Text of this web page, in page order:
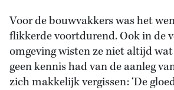
Voor de bouwvakkers was het
flikkerde voortdurend. Ook in de
omgeving wisten ze niet altijd wat
geen kennis had van de aanleg
zich makkelijk vergissen: ‘De